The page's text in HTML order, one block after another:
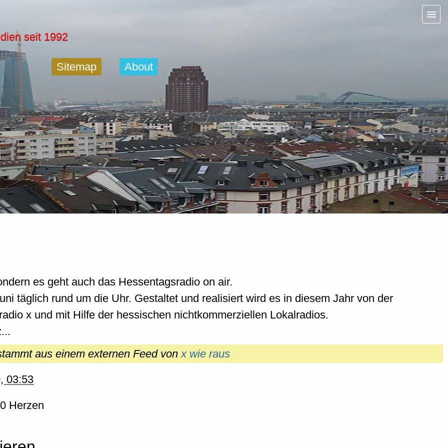
seit 1992
Sitemap About
es geht auch das Hessentagsradio on air.
täglich rund um die Uhr. Gestaltet und realisiert wird es in diesem Jahr von der
x und mit Hilfe der hessischen nichtkommerziellen Lokalradios.
aus einem externen Feed vonx wie raus
03:53
0 Herzen